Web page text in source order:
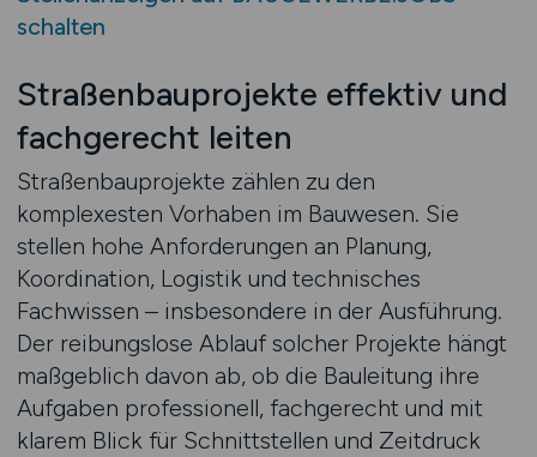
schalten
Straßenbauprojekte effektiv und
fachgerecht leiten
Straßenbauprojekte zählen zu den
komplexesten Vorhaben im Bauwesen. Sie
stellen hohe Anforderungen an Planung,
Koordination, Logistik und technisches
Fachwissen – insbesondere in der Ausführung.
Der reibungslose Ablauf solcher Projekte hängt
maßgeblich davon ab, ob die Bauleitung ihre
Aufgaben professionell, fachgerecht und mit
klarem Blick für Schnittstellen und Zeitdruck